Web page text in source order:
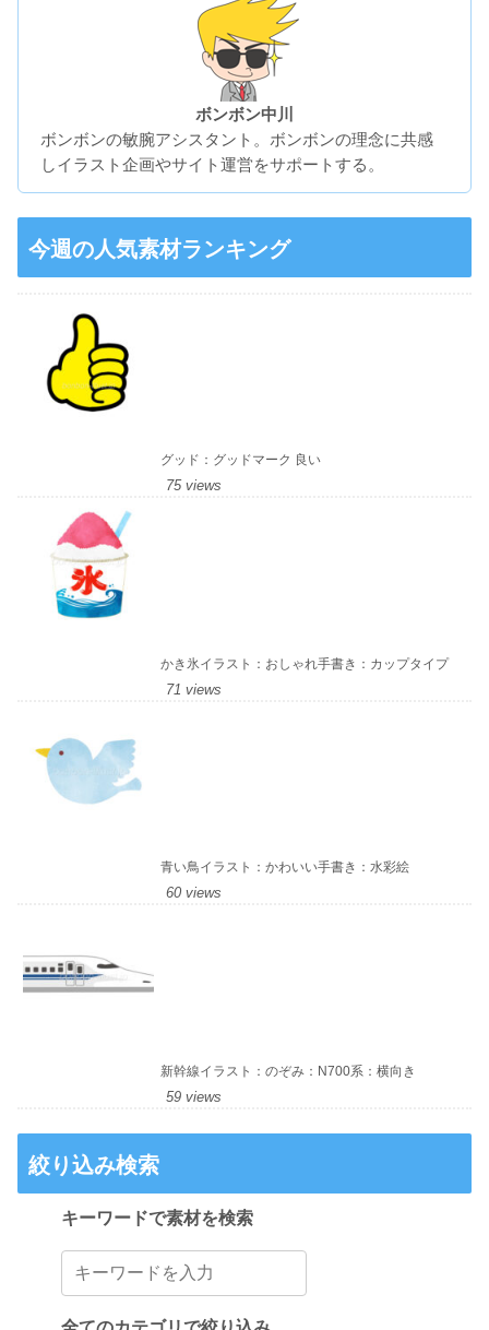
ボンボン中川
ボンボンの敏腕アシスタント。ボンボンの理念に共感
しイラスト企画やサイト運営をサポートする。
今週の人気素材ランキング
グッド：グッドマーク 良い
75 views
かき氷イラスト：おしゃれ手書き：カップタイプ
71 views
青い鳥イラスト：かわいい手書き：水彩絵
60 views
新幹線イラスト：のぞみ：N700系：横向き
59 views
絞り込み検索
キーワードで素材を検索